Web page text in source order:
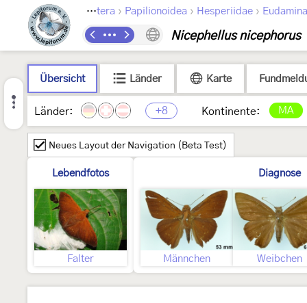
Lepidoptera › Papilionoidea › Hesperiidae ›
Nicephellus nicephorus
Übersicht Länder Karte
Länder: +8 Kontinente: MA
Neues Layout der Navigation (Beta Test)
Lebendfotos
Falter
Diagnose
Männchen Weibchen